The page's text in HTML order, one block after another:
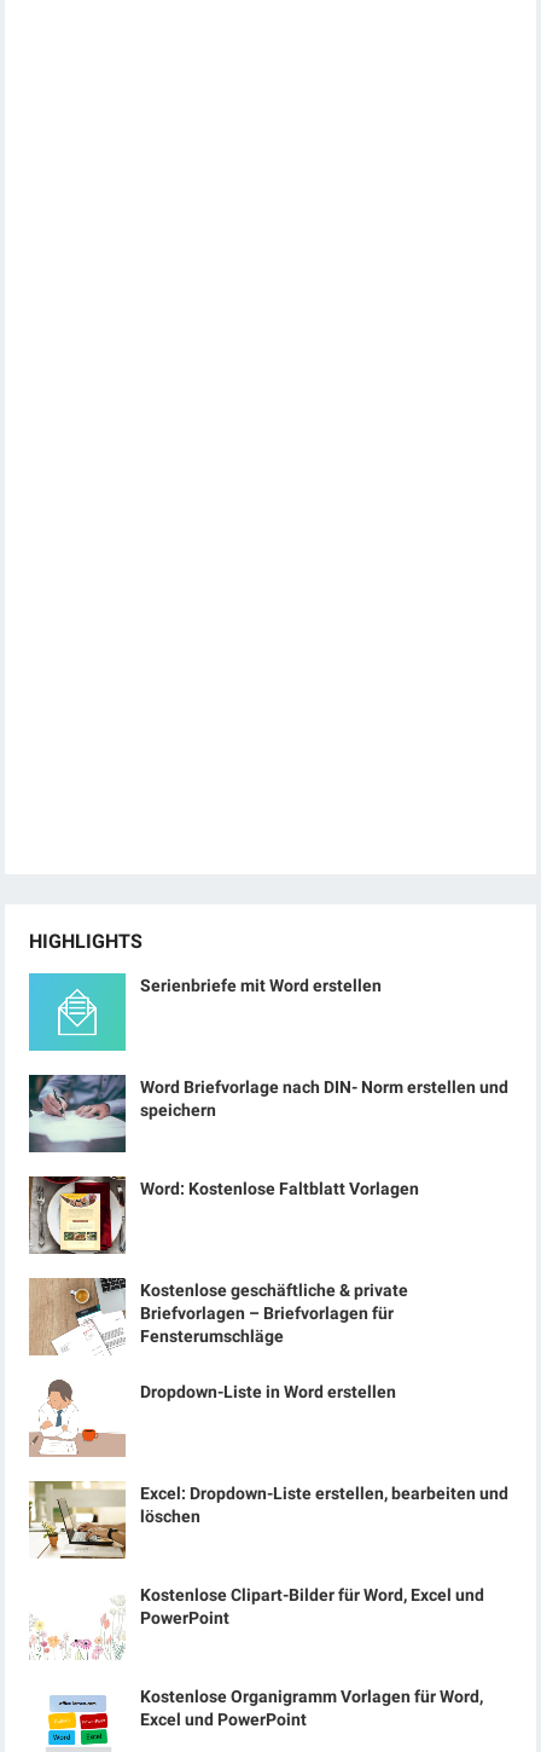
HIGHLIGHTS
Serienbriefe mit Word erstellen
Word Briefvorlage nach DIN- Norm erstellen und
speichern
Word: Kostenlose Faltblatt Vorlagen
Kostenlose geschäftliche & private
Briefvorlagen – Briefvorlagen für
Fensterumschläge
Dropdown-Liste in Word erstellen
Excel: Dropdown-Liste erstellen, bearbeiten und
löschen
Kostenlose Clipart-Bilder für Word, Excel und
PowerPoint
Kostenlose Organigramm Vorlagen für Word,
Excel und PowerPoint